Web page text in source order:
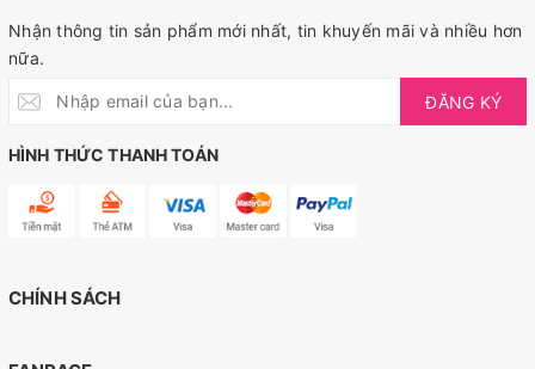
Nhận thông tin sản phẩm mới nhất, tin khuyến mãi và nhiều hơn
nữa.
ĐĂNG KÝ
HÌNH THỨC THANH TOÁN
CHÍNH SÁCH